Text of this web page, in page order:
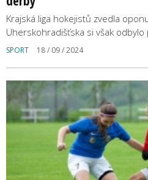
Krajská liga hokejistů zvedla
Uherskohradišťska si však
SPORT 18 / 09 / 2024